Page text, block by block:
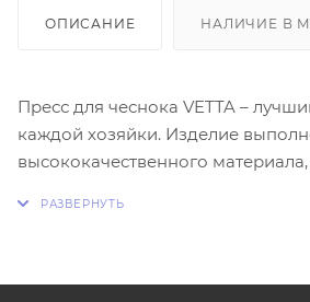
ОПИСАНИЕ НАЛИЧИЕ В
Пресс для чеснока VETTA –
каждой хозяйки. Изделие
высококачественного